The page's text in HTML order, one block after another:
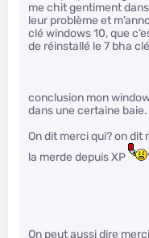
me chit gentiment
leur problème et
clé windows 10, que
de réinstallé le 7 bha
conclusion mon
dans une certaine baie.
On dit merci qui? on
la merde depuis XP
On peut aussi dire